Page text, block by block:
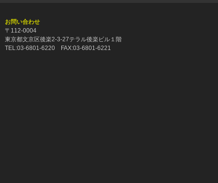
お問い合わせ
〒112-0004
東京都文京区後楽2-3-27テラル後楽ビル１階
TEL:03-6801-6220 FAX:03-6801-6221